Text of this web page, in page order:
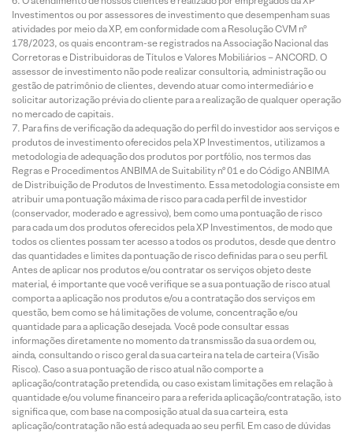
Investimentos ou por assessores de investimento que desempenham suas
atividades por meio da XP, em conformidade com a Resolução CVM nº
178/2023, os quais encontram-se registrados na Associação Nacional das
Corretoras e Distribuidoras de Títulos e Valores Mobiliários – ANCORD. O
assessor de investimento não pode realizar consultoria, administração ou
gestão de patrimônio de clientes, devendo atuar como intermediário e
solicitar autorização prévia do cliente para a realização de qualquer operação
no mercado de capitais.
Para fins de verificação da adequação do perfil do investidor aos serviços e
produtos de investimento oferecidos pela XP Investimentos, utilizamos a
metodologia de adequação dos produtos por portfólio, nos termos das
Regras e Procedimentos ANBIMA de Suitability nº 01 e do Código ANBIMA
de Distribuição de Produtos de Investimento. Essa metodologia consiste em
atribuir uma pontuação máxima de risco para cada perfil de investidor
(conservador, moderado e agressivo), bem como uma pontuação de risco
para cada um dos produtos oferecidos pela XP Investimentos, de modo que
todos os clientes possam ter acesso a todos os produtos, desde que dentro
das quantidades e limites da pontuação de risco definidas para o seu perfil.
Antes de aplicar nos produtos e/ou contratar os serviços objeto deste
material, é importante que você verifique se a sua pontuação de risco atual
comporta a aplicação nos produtos e/ou a contratação dos serviços em
questão, bem como se há limitações de volume, concentração e/ou
quantidade para a aplicação desejada. Você pode consultar essas
informações diretamente no momento da transmissão da sua ordem ou,
ainda, consultando o risco geral da sua carteira na tela de carteira (Visão
Risco). Caso a sua pontuação de risco atual não comporte a
aplicação/contratação pretendida, ou caso existam limitações em relação à
quantidade e/ou volume financeiro para a referida aplicação/contratação, isto
significa que, com base na composição atual da sua carteira, esta
aplicação/contratação não está adequada ao seu perfil. Em caso de dúvidas